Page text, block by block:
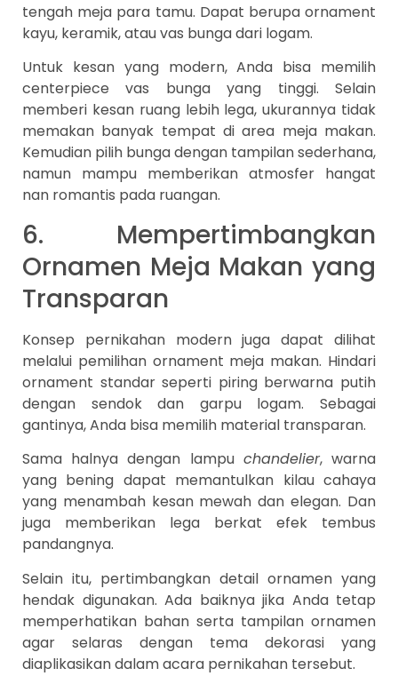
tengah meja para tamu. Dapat berupa ornament
kayu, keramik, atau vas bunga dari logam.
Untuk kesan yang modern, Anda bisa memilih
centerpiece vas bunga yang tinggi. Selain
memberi kesan ruang lebih lega, ukurannya tidak
memakan banyak tempat di area meja makan.
Kemudian pilih bunga dengan tampilan sederhana,
namun mampu memberikan atmosfer hangat
nan romantis pada ruangan.
6. Mempertimbangkan
Ornamen Meja Makan yang
Transparan
Konsep pernikahan modern juga dapat dilihat
melalui pemilihan ornament meja makan. Hindari
ornament standar seperti piring berwarna putih
dengan sendok dan garpu logam. Sebagai
gantinya, Anda bisa memilih material transparan.
Sama halnya dengan lampu chandelier, warna
yang bening dapat memantulkan kilau cahaya
yang menambah kesan mewah dan elegan. Dan
juga memberikan lega berkat efek tembus
pandangnya.
Selain itu, pertimbangkan detail ornamen yang
hendak digunakan. Ada baiknya jika Anda tetap
memperhatikan bahan serta tampilan ornamen
agar selaras dengan tema dekorasi yang
diaplikasikan dalam acara pernikahan tersebut.